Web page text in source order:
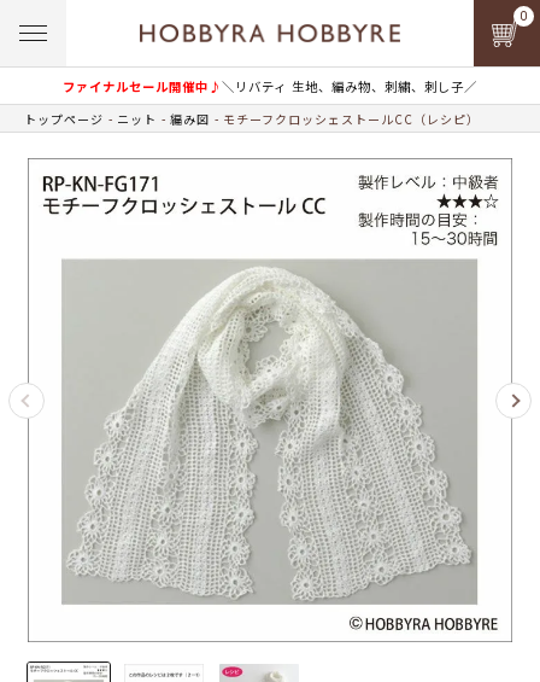
ファイナルセール開催中♪＼リバティ 生地、編み物、刺繍、刺し子／
0
トップページ ニット 編み図 モチーフクロッシェストールCC（レシピ）